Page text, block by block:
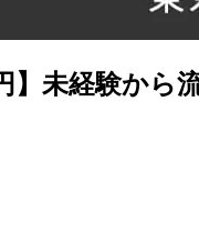
】未経験から